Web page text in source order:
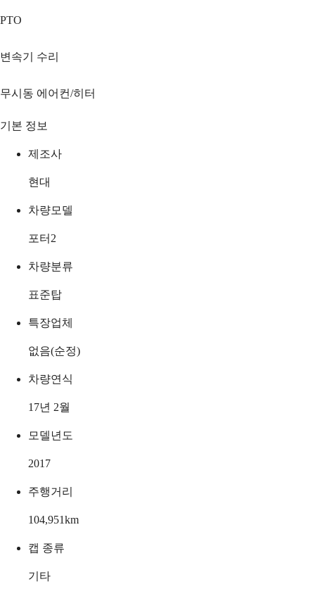
PTO
변속기 수리
무시동 에어컨/히터
기본 정보
제조사
현대
차량모델
포터2
차량분류
표준탑
특장업체
없음(순정)
차량연식
17년 2월
모델년도
2017
주행거리
104,951km
캡 종류
기타